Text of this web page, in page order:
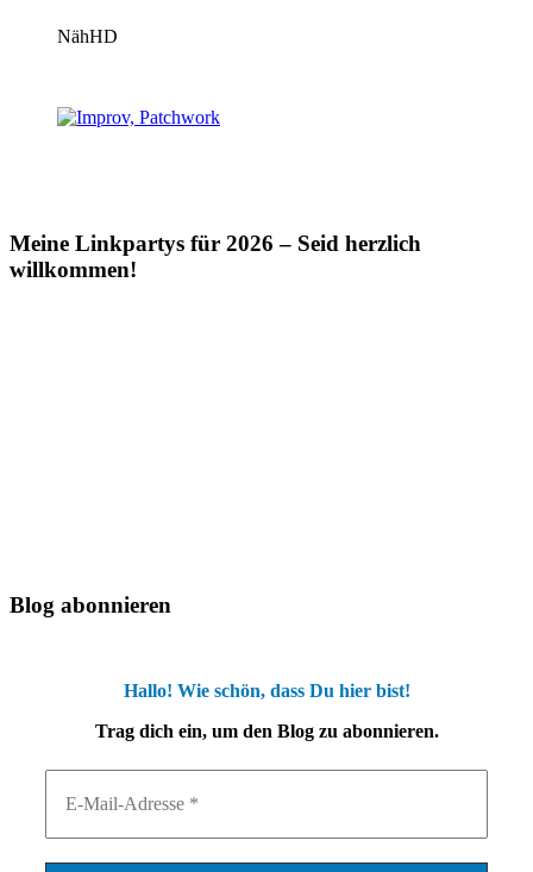
NähHD
Meine Linkpartys für 2026 – Seid herzlich
willkommen!
Blog abonnieren
Hallo! Wie schön, dass Du hier bist!
Trag dich ein, um den Blog zu abonnieren.